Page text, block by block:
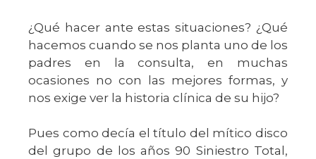
¿Qué hacer ante estas situaciones? ¿Qué
hacemos cuando se nos planta uno de los
padres en la consulta, en muchas
ocasiones no con las mejores formas, y
nos exige ver la historia clínica de su hijo?
Pues como decía el título del mítico disco
del grupo de los años 90 Siniestro Total,